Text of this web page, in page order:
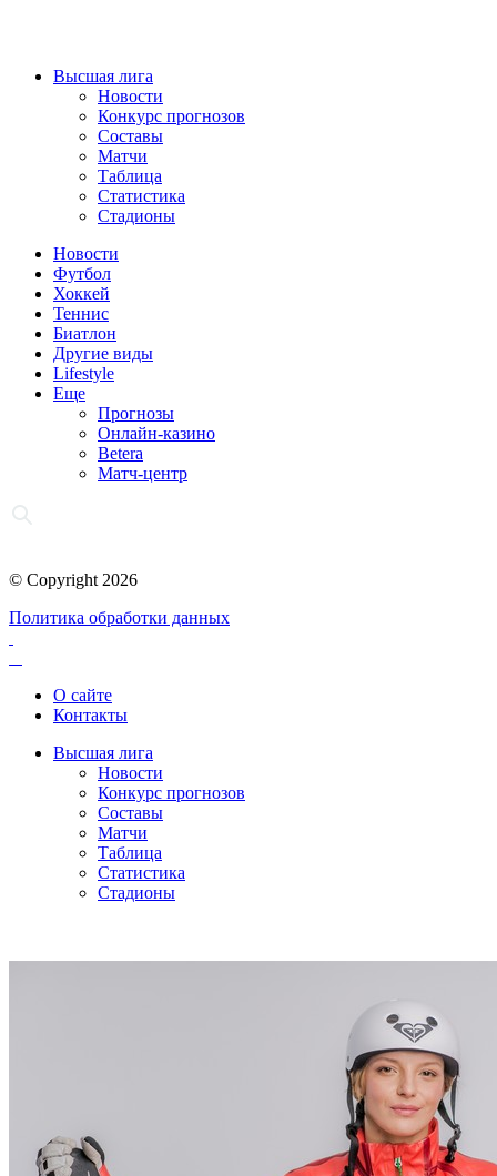
Высшая лига
Новости
Конкурс прогнозов
Составы
Матчи
Таблица
Статистика
Стадионы
Новости
Футбол
Хоккей
Теннис
Биатлон
Другие виды
Lifestyle
Еще
Прогнозы
Онлайн-казино
Betera
Матч-центр
© Copyright 2026
Политика обработки данных
О сайте
Контакты
Высшая лига
Новости
Конкурс прогнозов
Составы
Матчи
Таблица
Статистика
Стадионы